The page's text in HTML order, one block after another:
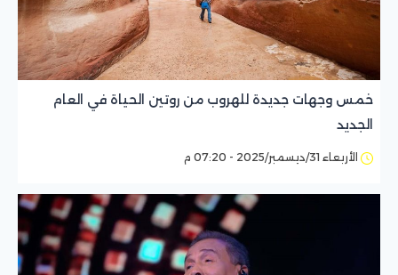
خمس وجهات جديدة للهروب من روتين الحياة في العام
الجديد
الأربعاء 31/ديسمبر/2025 - 07:20 م